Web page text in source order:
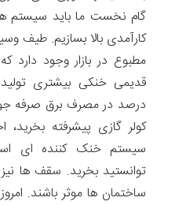
گام نخست ما باید سیستم
کارآمدی بالا بسازیم. طیف
مطبوع در بازار وجود دارد
درصد در مصرف برق صرفه
توانستید بخرید. سقف ها
ساختمان ها موثر باشند.